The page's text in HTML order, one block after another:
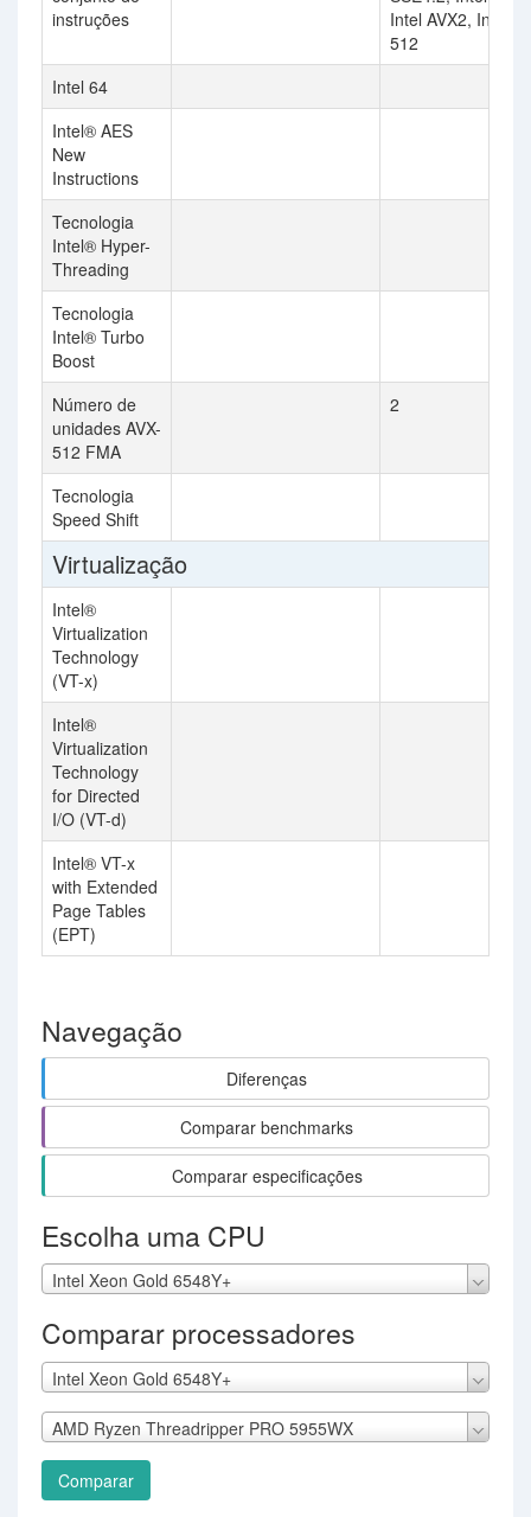
instruções
Intel AVX2, Intel
512
Intel 64
Intel® AES
New
Instructions
Tecnologia
Intel® Hyper-
Threading
Tecnologia
Intel® Turbo
Boost
Número de
unidades AVX-
512 FMA
2
Tecnologia
Speed Shift
Virtualização
Intel®
Virtualization
Technology
(VT-x)
Intel®
Virtualization
Technology
for Directed
I/O (VT-d)
Intel® VT-x
with Extended
Page Tables
(EPT)
Navegação
Diferenças
Comparar benchmarks
Comparar especificações
Escolha uma CPU
Intel Xeon Gold 6548Y+
Comparar processadores
Intel Xeon Gold 6548Y+
AMD Ryzen Threadripper PRO 5955WX
Comparar